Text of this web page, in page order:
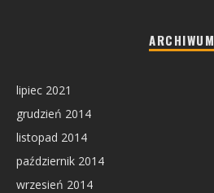
ARCHIWUM
lipiec 2021
grudzień 2014
listopad 2014
październik 2014
wrzesień 2014